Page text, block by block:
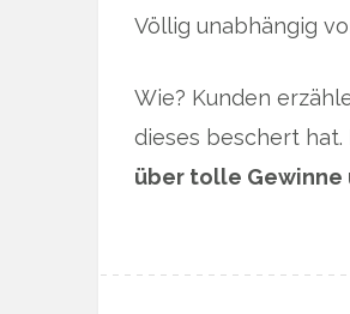
Völlig unabhängig
Wie? Kunden
dieses beschert
über tolle Gewinne